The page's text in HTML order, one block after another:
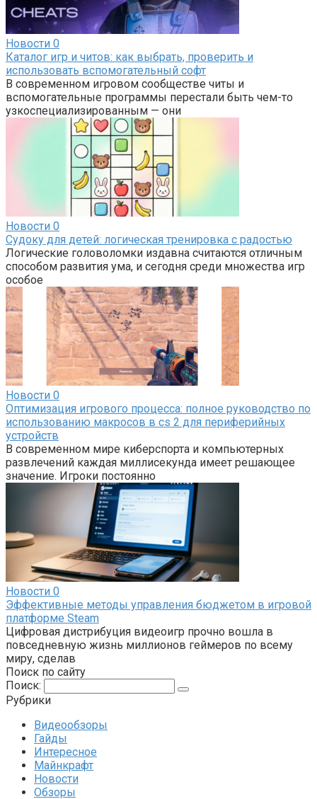
Новости 0
Каталог игр и читов: как выбрать, проверить и
использовать вспомогательный софт
В современном игровом сообществе читы и
вспомогательные программы перестали быть чем-то
узкоспециализированным — они
Новости 0
Судоку для детей: логическая тренировка с радостью
Логические головоломки издавна считаются отличным
способом развития ума, и сегодня среди множества игр
особое
Новости 0
Оптимизация игрового процесса: полное руководство по
использованию макросов в cs 2 для периферийных
устройств
В современном мире киберспорта и компьютерных
развлечений каждая миллисекунда имеет решающее
значение. Игроки постоянно
Новости 0
Эффективные методы управления бюджетом в игровой
платформе Steam
Цифровая дистрибуция видеоигр прочно вошла в
повседневную жизнь миллионов геймеров по всему
миру, сделав
Поиск по сайту
Поиск:
Рубрики
Видеообзоры
Гайды
Интересное
Майнкрафт
Новости
Обзоры